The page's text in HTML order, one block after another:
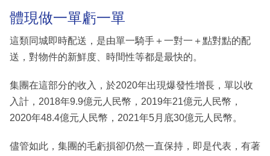
體現做一單虧一單
這類同城即時配送，是由單一騎手＋一對一＋點對點的配
送，對物件的新鮮度、時間性等都是最快的。
集團在這部分的收入，於2020年出現爆發性增長，單以收
入計，2018年9.9億元人民幣，2019年21億元人民幣，
2020年48.4億元人民幣，2021年5月底30億元人民幣。
儘管如此，集團的毛虧損卻仍然一直保持，即是代表，有著